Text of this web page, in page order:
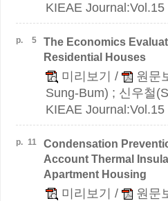
KIEAE
p. 5
The Economics
Residential Houses
미리보기 / 원문
Sung-Bum) ; 신우철
KIEAE
p. 11
Condensation
Account Thermal
Apartment Housing
미리보기 / 원문